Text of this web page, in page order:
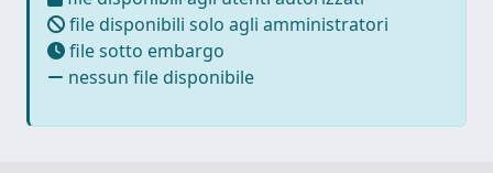
file disponibili solo agli amministratori
file sotto embargo
nessun file disponibile